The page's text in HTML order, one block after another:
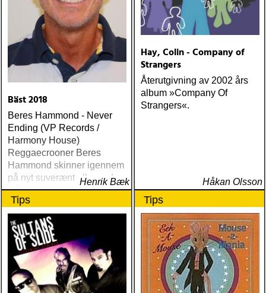
Bäst 2018
Beres Hammond - Never
Ending (VP Records /
Harmony House)
Reggaecrooner Beres
Hammond skinner igennem
på nyt suverænt album, der
måske er hans bedste
gennem tiderne
Henrik Bæk
Hay, Colin - Company of
Strangers
Återutgivning av 2002 års
album »Company Of
Strangers«.
Håkan Olsson
Tips Tips